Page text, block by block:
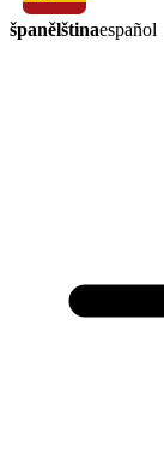
španělštinaespañol